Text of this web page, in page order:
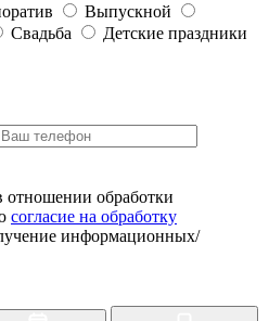
Выпускной
Свадьба Детские праздники
отношении обработки
согласие на обработку
информационных/